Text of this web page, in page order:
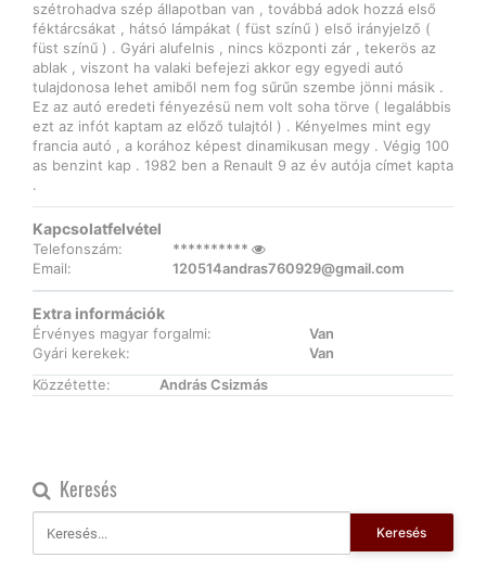
szétrohadva szép állapotban van , továbbá adok hozzá első
féktárcsákat , hátsó lámpákat ( füst színű ) első irányjelző (
füst színű ) . Gyári alufelnis , nincs központi zár , tekerös az
ablak , viszont ha valaki befejezi akkor egy egyedi autó
tulajdonosa lehet amiből nem fog sűrűn szembe jönni másik .
Ez az autó eredeti fényezésü nem volt soha törve ( legalábbis
ezt az infót kaptam az előző tulajtól ) . Kényelmes mint egy
francia autó , a korához képest dinamikusan megy . Végig 100
as benzint kap . 1982 ben a Renault 9 az év autója címet kapta
.
Kapcsolatfelvétel
Telefonszám:
**********
Email:
120514andras760929@gmail.com
Extra információk
Érvényes magyar forgalmi:
Van
Gyári kerekek:
Van
Közzétette:
András Csizmás
Keresés
Keresés